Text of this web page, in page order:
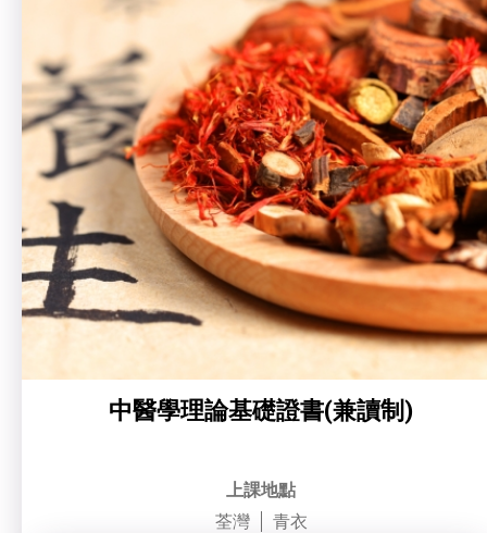
自費課程
社企項目
就業及求職
特別服務項目
最新消息
服務單位及聯絡
青年培育計劃
建業坊 (葵涌)
中醫學理論基礎證書(兼讀制)
上課地點
荃灣
青衣